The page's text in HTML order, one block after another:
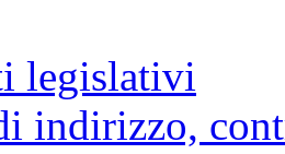
legislativi
indirizzo,